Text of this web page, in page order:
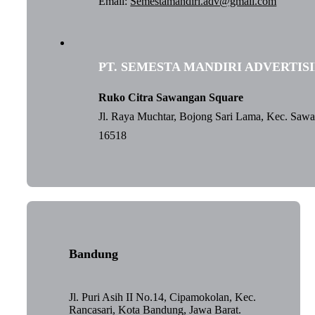
PT. SEMESTA MANDIRI
Ruko Citra Sawangan Square
Jl. Raya Muchtar, Bojong Sari Lama, Kec.
16518
Bandung
Jl. Puri Asih II No.14, Cipamokolan, Kec.
Rancasari, Kota Bandung, Jawa Barat.